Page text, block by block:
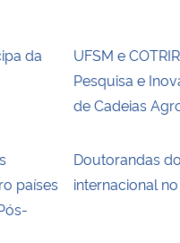
da
UFSM e
Pesquisa e
de Cadeias
países
Doutorandas
internacional